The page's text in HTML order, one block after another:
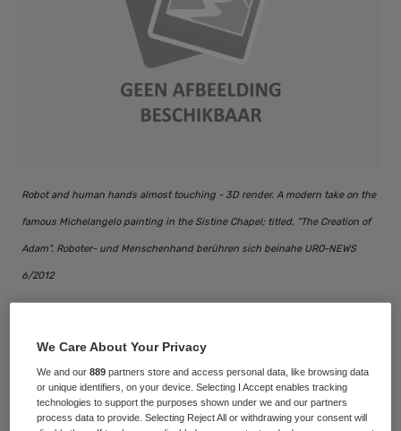
Robot and human hands almost touching - 3D render. A modern take on the
famous Michelangelo painting in the Sistine Chapel; titled, "The Creation of
Adam". Roboter- und Menschenhand berühren sich beinahe URO-NEWS
6/2012
verhogen van de zelfredzaamheid en
autonomie van cliënten van zorginstellingen.
Toch blijft het gebruik van robots in de zorg
We Care About Your Privacy
We and our889 partners store and access personal data, like browsing data
or unique identifiers, on your device. Selecting I Accept enables tracking
technologies to support the purposes shown under we and our partners
process data to provide. Selecting Reject All or withdrawing your consent will